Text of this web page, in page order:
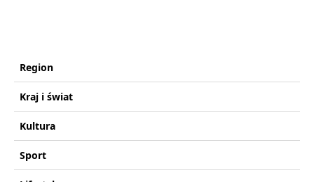
Region
Kraj i świat
Kultura
Sport